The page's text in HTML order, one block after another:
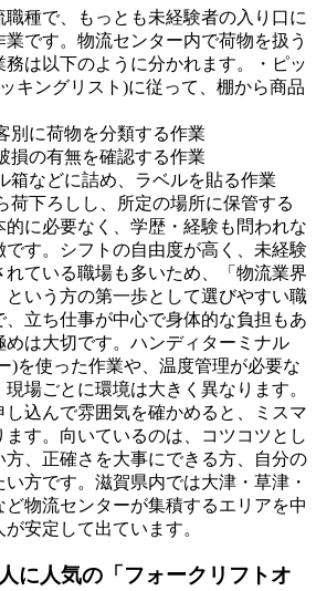
職種で、もっとも未経験者の入り口に
です。物流センター内で荷物を扱う
は以下のように分かれます。・ピッ
キングリスト)に従って、棚から商品
別に荷物を分類する作業
損の有無を確認する作業
箱などに詰め、ラベルを貼る作業
荷下ろしし、所定の場所に保管する
に必要なく、学歴・経験も問われな
す。シフトの自由度が高く、未経験
ている職場も多いため、「物流業界
という方の第一歩として選びやすい職
立ち仕事が中心で身体的な負担もあ
めは大切です。ハンディターミナル
)を使った作業や、温度管理が必要な
場ごとに環境は大きく異なります。
込んで雰囲気を確かめると、ミスマ
ます。向いているのは、コツコツとし
方、正確さを大事にできる方、自分の
方です。滋賀県内では大津・草津・
物流センターが集積するエリアを中
安定して出ています。
に人気の「フォークリフトオ